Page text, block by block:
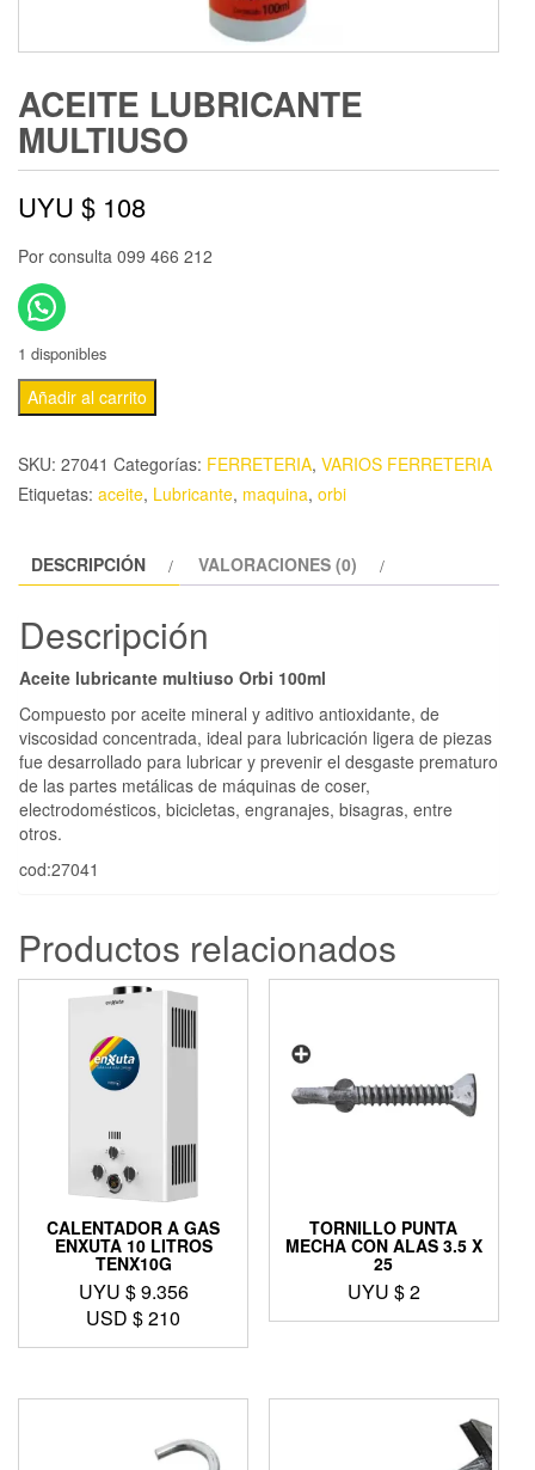
ACEITE LUBRICANTE
MULTIUSO
UYU $ 108
Por consulta 099 466 212
1 disponibles
Añadir al carrito
SKU: 27041 Categorías: FERRETERIA, VARIOS FERRETERIA
Etiquetas: aceite, Lubricante, maquina, orbi
DESCRIPCIÓN VALORACIONES (0)
Descripción
Aceite lubricante multiuso Orbi 100ml
Compuesto por aceite mineral y aditivo antioxidante, de
viscosidad concentrada, ideal para lubricación ligera de piezas
fue desarrollado para lubricar y prevenir el desgaste prematuro
de las partes metálicas de máquinas de coser,
electrodomésticos, bicicletas, engranajes, bisagras, entre
otros.
cod:27041
Productos relacionados
CALENTADOR A GAS
ENXUTA 10 LITROS
TENX10G
UYU $9.356
USD $210
TORNILLO PUNTA
MECHA CON ALAS 3.5 X
25
UYU $2